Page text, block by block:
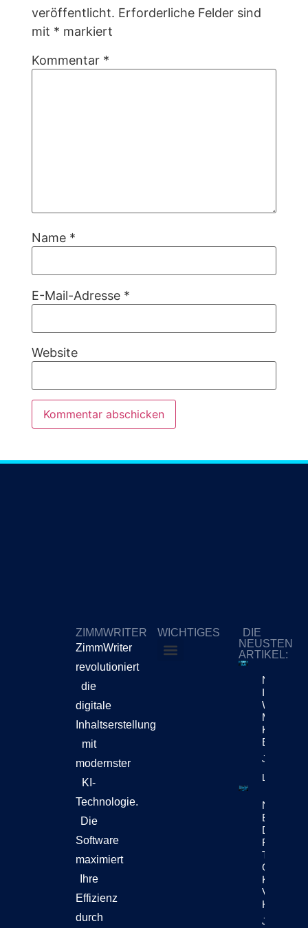
veröffentlicht. Erforderliche Felder sind
mit * markiert
Kommentar *
Name *
E-Mail-Adresse *
Website
ZIMMWRITER
ZimmWriter
revolutioniert
die
digitale
Inhaltserstellung
mit
modernster
KI-
Technologie.
Die
Software
maximiert
Ihre
Effizienz
durch
WICHTIGES
DIE
NEUSTEN
ARTIKEL:
Netflix-
Wollen
Mehr Als
KI-
Effizienz
Jetzt
Lesen!
Netflix
Enthüllt,
Dass
Rund 300
Titel
KI
Haben
Jetzt